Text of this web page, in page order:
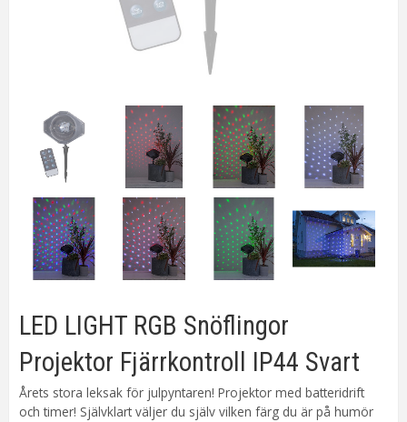
LED LIGHT RGB Snöflingor
Projektor Fjärrkontroll IP44 Svart
Årets stora leksak för julpyntaren! Projektor med batteridrift
och timer! Självklart väljer du själv vilken färg du är på humör